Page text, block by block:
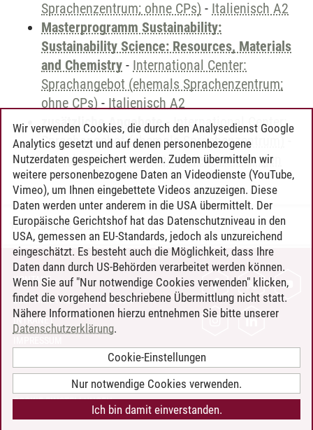
Sprachenzentrum; ohne CPs) - Italienisch A2
Masterprogramm Sustainability:
Sustainability Science: Resources, Materials
and Chemistry - International Center:
Sprachangebot (ehemals Sprachenzentrum;
ohne CPs) - Italienisch A2
zusätzliche Angebote- International Center:
Sprachangebot (ehemals Sprachenzentrum)
Sprachangebot und Sonderveranstaltungen
Timo Leder/30.06.2024
KONTAKT
LEUPHANA ALS ARBEITGEBER
INTRANET
BARRIEREFREIHEIT
COOKIE-EINSTELLUNGEN
Wir verwenden Cookies, die durch den Analysedienst Google
Analytics gesetzt und auf denen personenbezogene
Nutzerdaten gespeichert werden. Zudem übermitteln wir
weitere personenbezogene Daten an Videodienste (YouTube,
Vimeo), um Ihnen eingebettete Videos anzuzeigen. Diese
Daten werden unter anderem in die USA übermittelt. Der
Europäische Gerichtshof hat das Datenschutzniveau in den
USA, gemessen an EU-Standards, jedoch als unzureichend
eingeschätzt. Es besteht auch die Möglichkeit, dass Ihre
Daten dann durch US-Behörden verarbeitet werden können.
Wenn Sie auf "Nur notwendige Cookies verwenden" klicken,
findet die vorgehend beschriebene Übermittlung nicht statt.
Nähere Informationen hierzu entnehmen Sie bitte unserer
Datenschutzerklärung.
Cookie-Einstellungen
Nur notwendige Cookies verwenden.
Ich bin damit einverstanden.